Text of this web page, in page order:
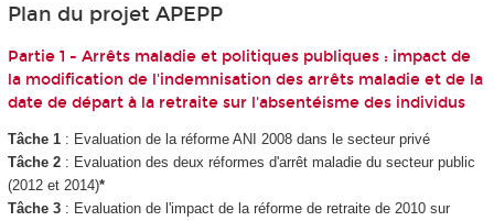
Plan du projet APEPP
Partie 1 - Arrêts maladie et politiques publiques : impact de
la modification de l'indemnisation des arrêts maladie et de la
date de départ à la retraite sur l'absentéisme des individus
Tâche 1: Evaluation de la réforme ANI 2008 dans le secteur privé
Tâche 2: Evaluation des deux réformes d'arrêt maladie du secteur public
(2012 et 2014)*
Tâche 3: Evaluation de l'impact de la réforme de retraite de 2010 sur